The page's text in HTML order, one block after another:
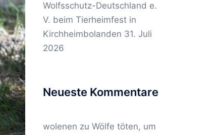
Wolfsschutz-Deutschland e.
V. beim Tierheimfest in
Kirchheimbolanden 31. Juli
2026
Neueste Kommentare
wolenen zu Wölfe töten, um